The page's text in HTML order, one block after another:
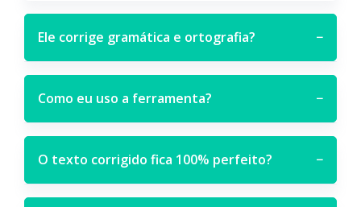
Ele corrige gramática e ortografia? −
Como eu uso a ferramenta? −
O texto corrigido fica 100% perfeito? −